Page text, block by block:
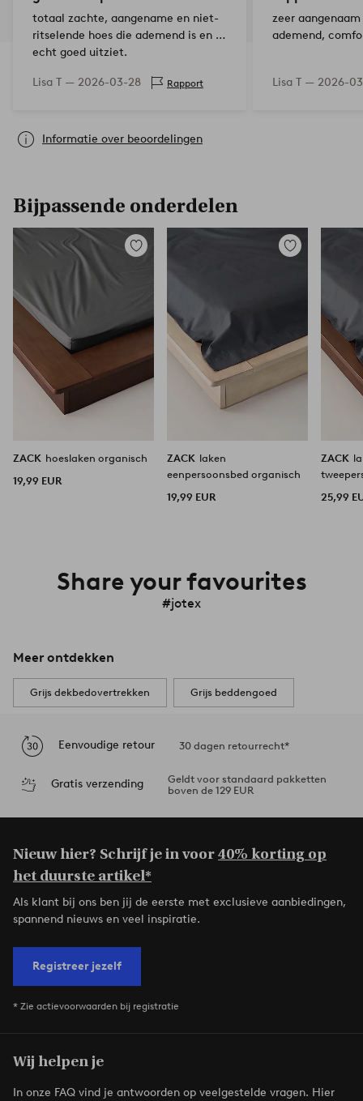
totaal zachte, aangename en niet-
ritselende hoes die ademend is en er
echt goed uitziet.
Lisa T — 2026-03-28 Rapport
zeer
ademend,
Lisa T — 2026-
Informatie over beoordelingen
Bijpassende onderdelen
Toevoegen
ZACK hoeslaken organisch
19,99 EUR
Toevoegen
ZACK laken
eenpersoonsbed organisch
19,99 EUR
ZACK
25,99
Share your favourites
#jotex
Meer ontdekken
Grijs dekbedovertrekken Grijs beddengoed
Eenvoudige retour 30 dagen retourrecht*
Gratis verzending
Geldt voor standaard pakketten
boven de 129 EUR
Nieuw hier? Schrijf je in voor40% korting op
het duurste artikel*
Als klant bij ons ben jij de eerste met exclusieve aanbiedingen,
spannend nieuws en veel inspiratie.
Registreer jezelf
* Zie actievoorwaarden bij registratie
Wij helpen je
In onze FAQ vind je antwoorden op veelgestelde vragen. Hier